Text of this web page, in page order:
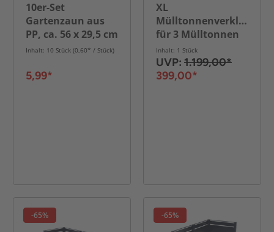
10er-Set
Gartenzaun aus
PP, ca. 56 x 29,5 cm
Inhalt: 10 Stück (0,60* / Stück)
5,99*
XL
Mülltonnenverkleidung
für 3 Mülltonnen
aus Edelstahl, ca.
405 x 120 x 5 cm -
Anthrazit
Inhalt: 1 Stück
UVP: 1.199,00*
399,00*
-65% -65%